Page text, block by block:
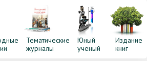
Тематические
журналы
Юный
ученый
Издание
книг